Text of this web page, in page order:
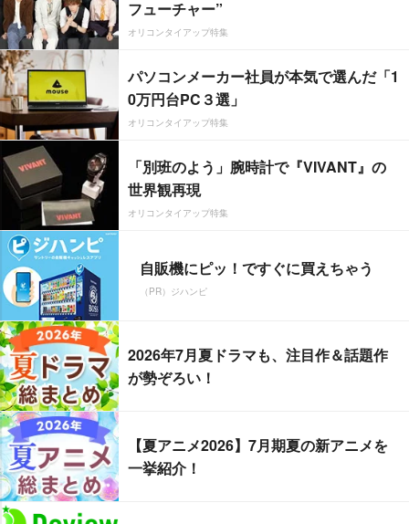
フューチャー”
オリコンタイアップ特集
パソコンメーカー社員が本気で選んだ「1
0万円台PC３選」
オリコンタイアップ特集
「別班のよう」腕時計で『VIVANT』の
世界観再現
オリコンタイアップ特集
自販機にピッ！ですぐに買えちゃう
（PR）ジハンピ
2026年7月夏ドラマも、注目作＆話題作
が勢ぞろい！
【夏アニメ2026】7月期夏の新アニメを
一挙紹介！